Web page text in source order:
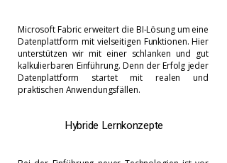
Microsoft Fabric erweitert die BI-Lösung um eine
Datenplattform mit vielseitigen Funktionen. Hier
unterstützen wir mit einer schlanken und gut
kalkulierbaren Einführung. Denn der Erfolg jeder
Datenplattform startet mit realen und
praktischen Anwendungsfällen.
Hybride Lernkonzepte